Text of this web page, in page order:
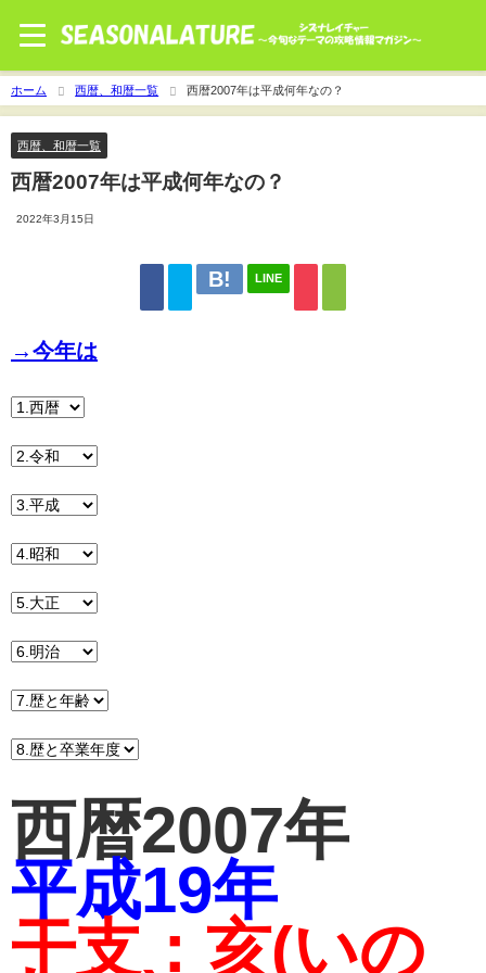
ホーム 西暦、和暦一覧 西暦2007年は平成何年なの？
西暦、和暦一覧
西暦2007年は平成何年なの？
2022年3月15日
LINE
→今年は
西暦2007年
平成19年
干支：亥(いの